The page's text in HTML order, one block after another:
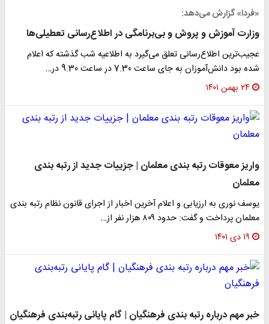
«فردا» گزارش می‌دهد:
وزارت آموزش و پروش و بی‌برنامگی در اطلاع‌رسانی تعطیلی‌ها
عجیب‌ترین اطلاع‌رسانی تعلق می‌گیرد به اطلاعیه شب گذشته که اعلام
شده بود دانش‌آموزان به جای ساعت 7.30 در ساعت 9.30 در…
۲۴ بهمن ۱۴۰۱
واریز معوقات رتبه بندی معلمان | جزییات جدید از رتبه بندی
معلمان
یوسف نوری به ارزیابی و اعلام آخرین اخبار از اجرای قانون نظام رتبه بندی
معلمان پرداخت و گفت: حدود ۸۰۹ هزار نفر از…
۱۹ دی ۱۴۰۱
خبر مهم درباره رتبه بندی فرهنگیان | گام پایانی رتبه‌بندی فرهنگیان